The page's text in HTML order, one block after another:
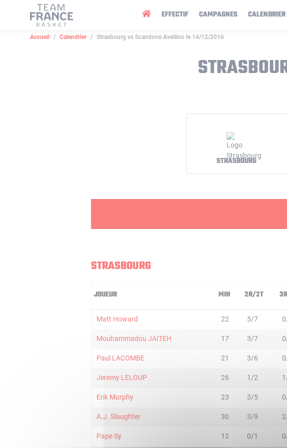
EFFECTIF CAMPAGNES CALENDRIER
Accueil Calendrier Strasbourg vs Scandone Avellino le 14/12/2016
STRASBOURG
STRASBOURG
JOUEUR MIN 2R/2T
Matt Howard 22 5/7
Mouhammadou JAITEH 17 3/7
Paul LACOMBE 21 3/6
Jeremy LELOUP 26 1/2
Erik Murphy 23 3/5
A.J. Slaughter 30 3/9
Pape Sy 12 0/1
Panneau de gestion des cookies